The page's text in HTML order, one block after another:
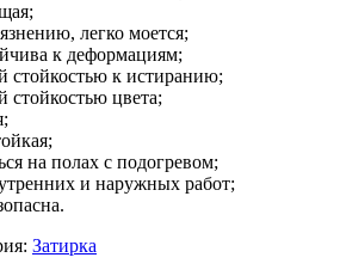
легко моется;
к деформациям;
стойкостью к истиранию;
стойкостью цвета;
на полах с подогревом;
и наружных работ;
Затирка